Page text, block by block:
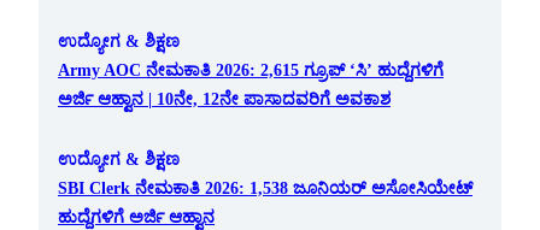
ಉದ್ಯೋಗ & ಶಿಕ್ಷಣ
Army AOC ನೇಮಕಾತಿ 2026: 2,615 ಗ್ರೂಪ್ ‘ಸಿ’ ಹುದ್ದೆಗಳಿಗೆ
ಅರ್ಜಿ ಆಹ್ವಾನ | 10ನೇ, 12ನೇ ಪಾಸಾದವರಿಗೆ ಅವಕಾಶ
ಉದ್ಯೋಗ & ಶಿಕ್ಷಣ
SBI Clerk ನೇಮಕಾತಿ 2026: 1,538 ಜೂನಿಯರ್ ಅಸೋಸಿಯೇಟ್
ಹುದ್ದೆಗಳಿಗೆ ಅರ್ಜಿ ಆಹ್ವಾನ